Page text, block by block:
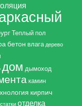
Теплый пол
бетон влага дерево
дом дымоход
камин
кирпич
отделка